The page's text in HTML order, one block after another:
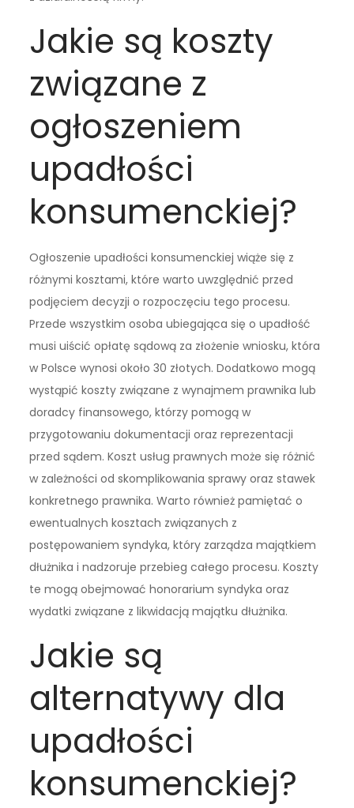
Jakie są koszty
związane z
ogłoszeniem
upadłości
konsumenckiej?
Ogłoszenie upadłości konsumenckiej wiąże się z
różnymi kosztami, które warto uwzględnić przed
podjęciem decyzji o rozpoczęciu tego procesu.
Przede wszystkim osoba ubiegająca się o upadłość
musi uiścić opłatę sądową za złożenie wniosku, która
w Polsce wynosi około 30 złotych. Dodatkowo mogą
wystąpić koszty związane z wynajmem prawnika lub
doradcy finansowego, którzy pomogą w
przygotowaniu dokumentacji oraz reprezentacji
przed sądem. Koszt usług prawnych może się różnić
w zależności od skomplikowania sprawy oraz stawek
konkretnego prawnika. Warto również pamiętać o
ewentualnych kosztach związanych z
postępowaniem syndyka, który zarządza majątkiem
dłużnika i nadzoruje przebieg całego procesu. Koszty
te mogą obejmować honorarium syndyka oraz
wydatki związane z likwidacją majątku dłużnika.
Jakie są
alternatywy dla
upadłości
konsumenckiej?